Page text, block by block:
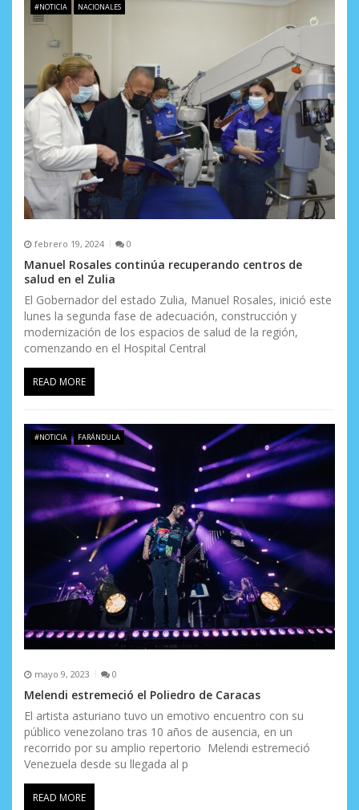
a
d
a
s
#NOTICIA NACIONALES
febrero 19, 2024 0
Manuel Rosales continúa recuperando centros de
salud en el Zulia
El Gobernador del estado Zulia, Manuel Rosales, inició este
lunes la segunda fase de adecuación, construcción y
modernización de los espacios de salud de la región,
comenzando en el Hospital Central
READ MORE
#NOTICIA FARÁNDULA
mayo 9, 2023 0
Melendi estremeció el Poliedro de Caracas
El artista asturiano tuvo un emotivo encuentro con su
público venezolano tras 10 años de ausencia, en un
recorrido por su amplio repertorio Melendi estremeció
Venezuela desde su llegada al p
READ MORE